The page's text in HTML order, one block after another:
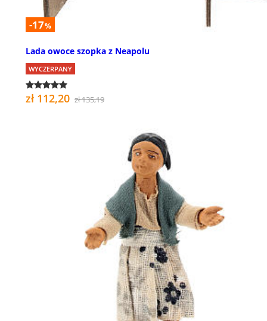
-17%
Lada owoce szopka z Neapolu
WYCZERPANY
zł 112,20 zł 135,19